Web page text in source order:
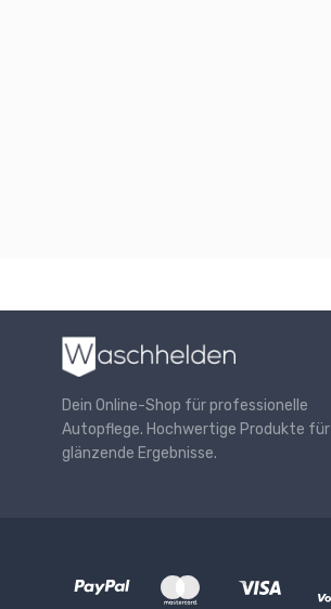
Dein Online-Shop für professionelle
Autopflege. Hochwertige Produkte für
glänzende Ergebnisse.